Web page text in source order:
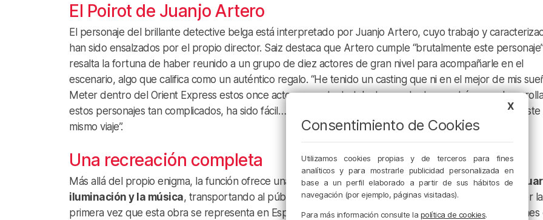
El Poirot de Juanjo Artero
El personaje del brillante detective belga está interpretado por Juanjo Artero, cuyo trabajo y
han sido ensalzados por el propio director. Saiz destaca que Artero cumple “brutalmente este
resalta la fortuna de haber reunido a un grupo de diez actores de gran nivel para acompañarle en el
escenario, algo que califica como un auténtico regalo. “He tenido un casting que ni en el mejor de mis
Meter dentro del Orient Express estos once actores con tanto talento, con tanta maestría para
estos personajes tan complicados, ha sido fácil… Lo difícil ha sido conseguir tenerlos todos juntos en este
mismo viaje”.
Una recreación completa
Más allá del propio enigma, la función ofrece una cuidada ambientación de la época a través del
iluminación y la música, transportando al público directamente a los años 30. Saiz recalca que, al ser la
primera vez que esta obra se representa en España —ya que hasta ahora solo se conocían las versiones
X
Consentimiento de Cookies
Utilizamos cookies propias y de terceros para fines
analíticos y para mostrarle publicidad personalizada en
base a un perfil elaborado a partir de sus hábitos de
navegación (por ejemplo, páginas visitadas).
Para más información consulte la política de cookies.